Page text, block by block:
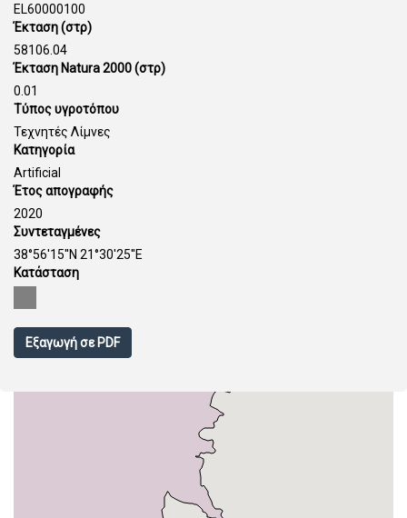
EL60000100
Έκταση (στρ)
58106.04
Έκταση Natura 2000 (στρ)
0.01
Τύπος υγροτόπου
Τεχνητές Λίμνες
Κατηγορία
Artificial
Έτος απογραφής
2020
Συντεταγμένες
38°56'15''N 21°30'25''E
Κατάσταση
Εξαγωγή σε PDF